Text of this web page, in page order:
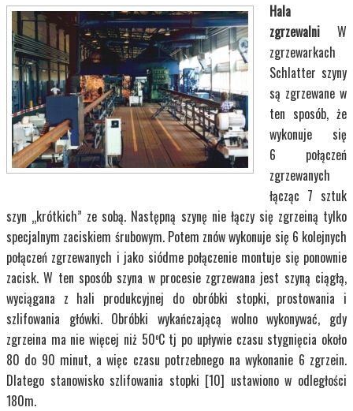
Hala
zgrzewalni W
zgrzewarkach
Schlatter szyny
są zgrzewane w
ten sposób, że
wykonuje się
6 połączeń
zgrzewanych
łącząc 7 sztuk
szyn „krótkich” ze sobą. Następną szynę nie łączy się zgrzeiną tylko
specjalnym zaciskiem śrubowym. Potem znów wykonuje się 6 kolejnych
połączeń zgrzewanych i jako siódme połączenie montuje się ponownie
zacisk. W ten sposób szyna w procesie zgrzewana jest szyną ciągłą,
wyciągana z hali produkcyjnej do obróbki stopki, prostowania i
szlifowania główki. Obróbki wykańczającą wolno wykonywać, gdy
zgrzeina ma nie więcej niż 50oC tj po upływie czasu stygnięcia około
80 do 90 minut, a więc czasu potrzebnego na wykonanie 6 zgrzein.
Dlatego stanowisko szlifowania stopki [10] ustawiono w odległości
180m.